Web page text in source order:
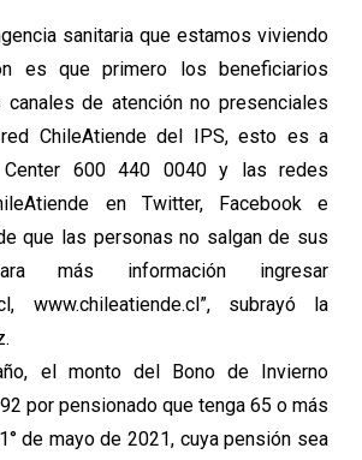
sanitaria que estamos viviendo
es que primero los beneficiarios
de atención no presenciales
ChileAtiende del IPS, esto es a
600 440 0040 y las redes
en Twitter, Facebook e
que las personas no salgan de sus
más información ingresar
www.chileatiende.cl”, subrayó la
el monto del Bono de Invierno
por pensionado que tenga 65 o más
de mayo de 2021, cuya pensión sea